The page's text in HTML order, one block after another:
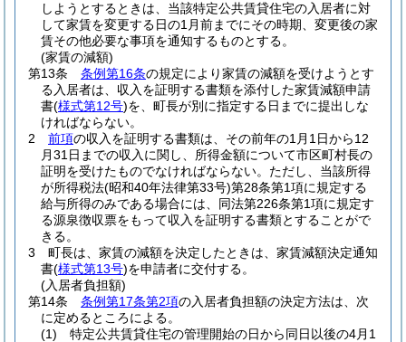
しようとするときは、当該特定公共賃貸住宅の入居者に対
して家賃を変更する日の1月前までにその時期、変更後の家
賃その他必要な事項を通知するものとする。
(家賃の減額)
第13条
条例第16条の規定により家賃の減額を受けようとす
る入居者は、収入を証明する書類を添付した家賃減額申請
書(様式第12号)を、町長が別に指定する日までに提出しな
ければならない。
2
前項の収入を証明する書類は、その前年の1月1日から12
月31日までの収入に関し、所得金額について市区町村長の
証明を受けたものでなければならない。 ただし、当該所得
が所得税法(昭和40年法律第33号)第28条第1項に規定する
給与所得のみである場合には、同法第226条第1項に規定す
る源泉徴収票をもって収入を証明する書類とすることがで
きる。
3
町長は、家賃の減額を決定したときは、家賃減額決定通知
書(様式第13号)を申請者に交付する。
(入居者負担額)
第14条
条例第17条第2項の入居者負担額の決定方法は、次
に定めるところによる。
(1)
特定公共賃貸住宅の管理開始の日から同日以後の4月1